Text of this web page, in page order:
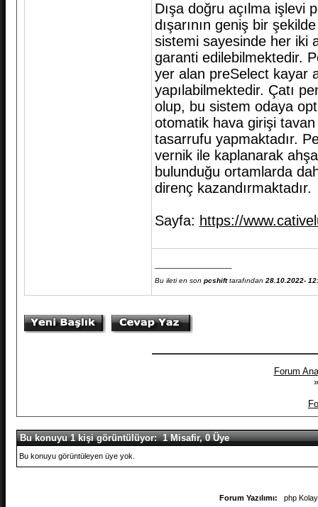
Dışa doğru açılma işlevi
dışarının geniş bir
sistemi sayesinde her iki
garanti edilebilmektedir.
yer alan preSelect kayar
yapılabilmektedir. Çatı
olup, bu sistem odaya
otomatik hava girişi tavan
tasarrufu yapmaktadır.
vernik ile kaplanarak
bulunduğu ortamlarda
direnç kazandırmaktadır.
Sayfa: https://
Bu ileti en son pcshifttarafından 28.10.2022-
Forum
Bu konuyu 1 kişi görüntülüyor: 1 Misafir, 0 Üye
Bu konuyu görüntüleyen üye yok.
Forum Yazılımı: php